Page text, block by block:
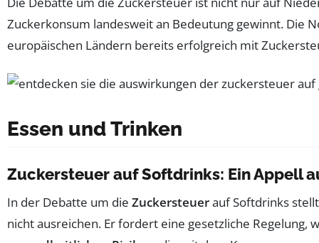
Zuckerkonsum landesweit an Bedeutung gewinnt. Die
europäischen Ländern bereits erfolgreich mit
Essen und Trinken
Zuckersteuer auf Softdrinks: Ein Appell
In der Debatte um die Zuckersteuerauf Softdrinks
nicht ausreichen. Er fordert eine gesetzliche